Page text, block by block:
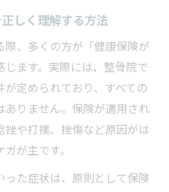
しく理解する方法
、多くの方が「健康保険が
ます。実際には、整骨院で
定められており、すべての
ありません。保険が適用され
挫や打撲、挫傷など原因がは
が主です。
た症状は、原則として保険